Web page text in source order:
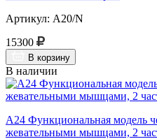
Артикул: A20/N
15300
В корзину
В наличии
А24 Функциональная модель
жевательными мышцами, 2